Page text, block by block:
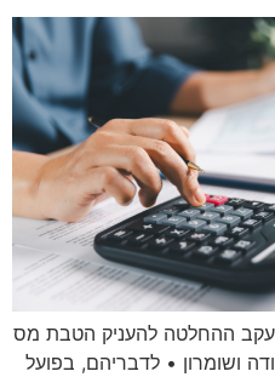
עקב ההחלטה להעניק הטבת מס
ושומרון • לדבריהם, בפועל